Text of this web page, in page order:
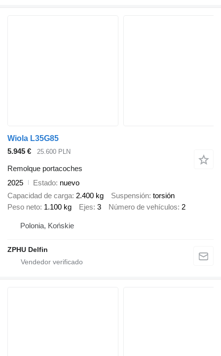
Wiola L35G85
5.945 €
25.600 PLN
Remolque portacoches
2025
Estado nuevo
Capacidad de carga 2.400 kg Suspensión torsión
Peso neto 1.100 kg Ejes 3 Número de vehículos 2
Polonia, Końskie
ZPHU Delfin